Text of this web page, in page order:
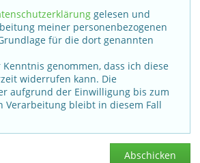
gelesen und
meiner personenbezogenen
für die dort genannten
genommen, dass ich diese
widerrufen kann. Die
aufgrund der Einwilligung bis zum
Verarbeitung bleibt in diesem Fall
Abschicken